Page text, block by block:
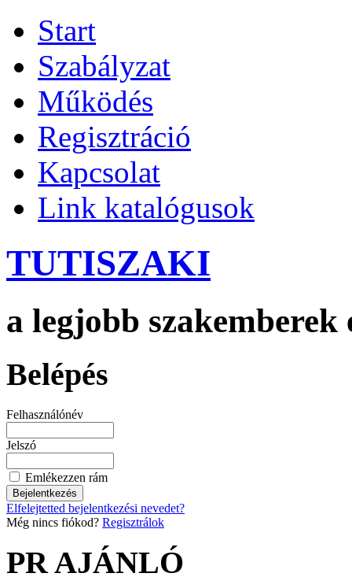
Start
Szabályzat
Működés
Regisztráció
Kapcsolat
Link katalógusok
TUTISZAKI
a legjobb szakemberek
Belépés
Felhasználónév
Jelszó
Emlékezzen rám
Elfelejtetted bejelentkezési nevedet?
Még nincs fiókod? Regisztrálok
PR AJÁNLÓ